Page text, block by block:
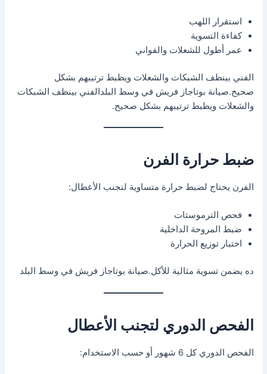
استقرار اللهب
كفاءة التسوية
عمر أطول للشعلات والفواني
الفني بينظف الشبكات والشعلات ويظبط ترتيبهم بشكل
صحيح.صيانة بوتاجاز فريش في وسط البلدالفني بينظف الشبكات
والشعلات ويظبط ترتيبهم بشكل صحيح.
ضبط حرارة الفرن
الفرن يحتاج لضبط حرارة متساوية لتجنب الأعطال:
فحص الترموستات
ضبط المروحة الداخلية
اختبار توزيع الحرارة
ده يضمن تسوية مثالية للأكل.صيانة بوتاجاز فريش في وسط البلد
الفحص الدوري لتجنب الأعطال
الفحص الدوري كل 6 شهور أو حسب الاستخدام: